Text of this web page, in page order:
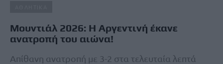
Μουντιάλ 2026: Η Αργεντινή έκανε
ανατροπή του αιώνα!
Απίθανη ανατροπή με 3-2 στα τελευταία λεπτά